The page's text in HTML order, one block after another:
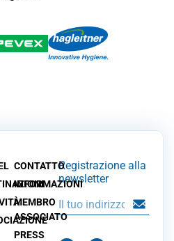
CONTATTO
INFORMAZIONI
MEMBRO
ASSOCIATO
PRESS
Registrazione alla
newsletter